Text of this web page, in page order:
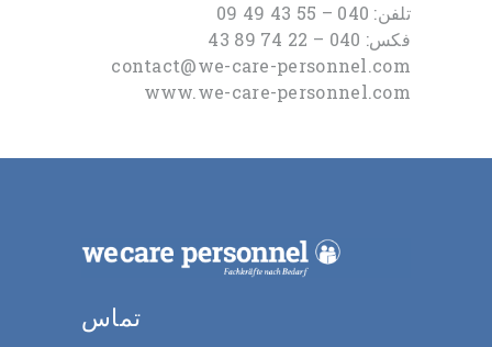
تلفن: 040 – 55 43 49 09
فکس: 040 – 22 74 89 43
contact@we-care-personnel.com
www.we-care-personnel.com
تماس